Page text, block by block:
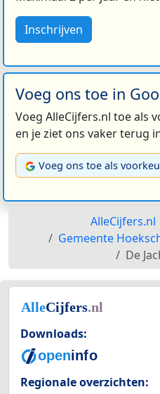
Inschrijven
Voeg ons toe in
Voeg AlleCijfers.nl toe als
en je ziet ons vaker terug
Voeg ons toe als
AlleCijfers.nl
Gemeente
De
Downloads:
Regionale overzichten: